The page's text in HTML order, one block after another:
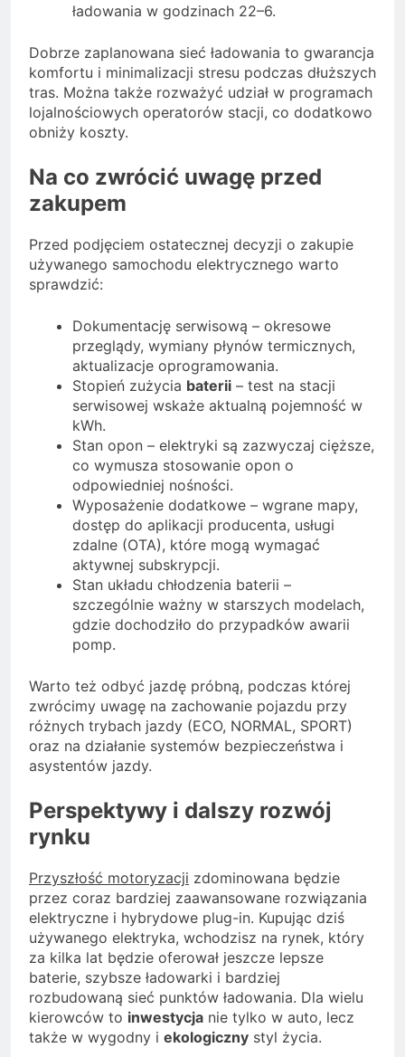
ładowania w godzinach 22–6.
Dobrze zaplanowana sieć ładowania to gwarancja
komfortu i minimalizacji stresu podczas dłuższych
tras. Można także rozważyć udział w programach
lojalnościowych operatorów stacji, co dodatkowo
obniży koszty.
Na co zwrócić uwagę przed
zakupem
Przed podjęciem ostatecznej decyzji o zakupie
używanego samochodu elektrycznego warto
sprawdzić:
Dokumentację serwisową – okresowe
przeglądy, wymiany płynów termicznych,
aktualizacje oprogramowania.
Stopień zużycia baterii – test na stacji
serwisowej wskaże aktualną pojemność w
kWh.
Stan opon – elektryki są zazwyczaj cięższe,
co wymusza stosowanie opon o
odpowiedniej nośności.
Wyposażenie dodatkowe – wgrane mapy,
dostęp do aplikacji producenta, usługi
zdalne (OTA), które mogą wymagać
aktywnej subskrypcji.
Stan układu chłodzenia baterii –
szczególnie ważny w starszych modelach,
gdzie dochodziło do przypadków awarii
pomp.
Warto też odbyć jazdę próbną, podczas której
zwrócimy uwagę na zachowanie pojazdu przy
różnych trybach jazdy (ECO, NORMAL, SPORT)
oraz na działanie systemów bezpieczeństwa i
asystentów jazdy.
Perspektywy i dalszy rozwój
rynku
Przyszłość motoryzacji zdominowana będzie
przez coraz bardziej zaawansowane rozwiązania
elektryczne i hybrydowe plug-in. Kupując dziś
używanego elektryka, wchodzisz na rynek, który
za kilka lat będzie oferował jeszcze lepsze
baterie, szybsze ładowarki i bardziej
rozbudowaną sieć punktów ładowania. Dla wielu
kierowców to inwestycja nie tylko w auto, lecz
także w wygodny i ekologiczny styl życia.